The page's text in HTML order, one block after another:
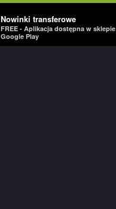
Nowinki transferowe
FREE - Aplikacja dostępna w sklepie
Google Play